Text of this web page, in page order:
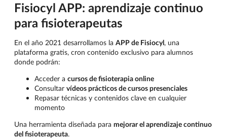
Fisiocyl APP: aprendizaje continuo
para fisioterapeutas
En el año 2021 desarrollamos la APP de Fisiocyl, una
plataforma gratis, cron contenido exclusivo para alumnos
donde podrán:
Acceder a cursos de fisioterapia online
Consultar vídeos prácticos de cursos presenciales
Repasar técnicas y contenidos clave en cualquier
momento
Una herramienta diseñada para mejorar el aprendizaje continuo
del fisioterapeuta.